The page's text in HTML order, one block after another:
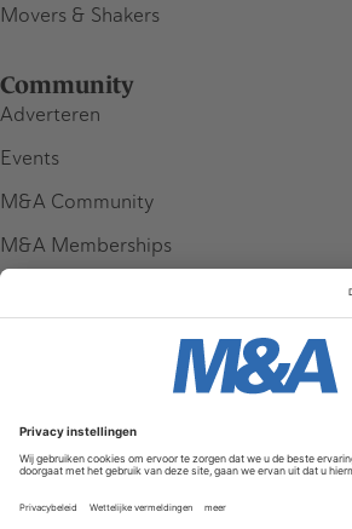
Movers & Shakers
Community
Adverteren
Events
M&A Community
M&A Memberships
Service & Contact
Contact
FAQ